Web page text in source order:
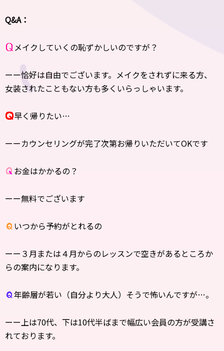
Q&A：
メイクしていくの恥ずかしいのですが？
ーー恰好は自由でございます。メイクをされずに来る方、
女装されたこともない方も多くいらっしゃいます。
早く帰りたい…
ーーカウンセリングが完了次第お帰りいただいてOKです
お金はかかるの？
ーー無料でございます
いつから予約がとれるの
ーー３月または４月からのレッスンで空きがあるところか
らの案内になります。
年齢層が若い（自分より大人）そうで怖いんですが…。
ーー上は70代、下は10代半ばまで幅広い会員の方が受講さ
れております。